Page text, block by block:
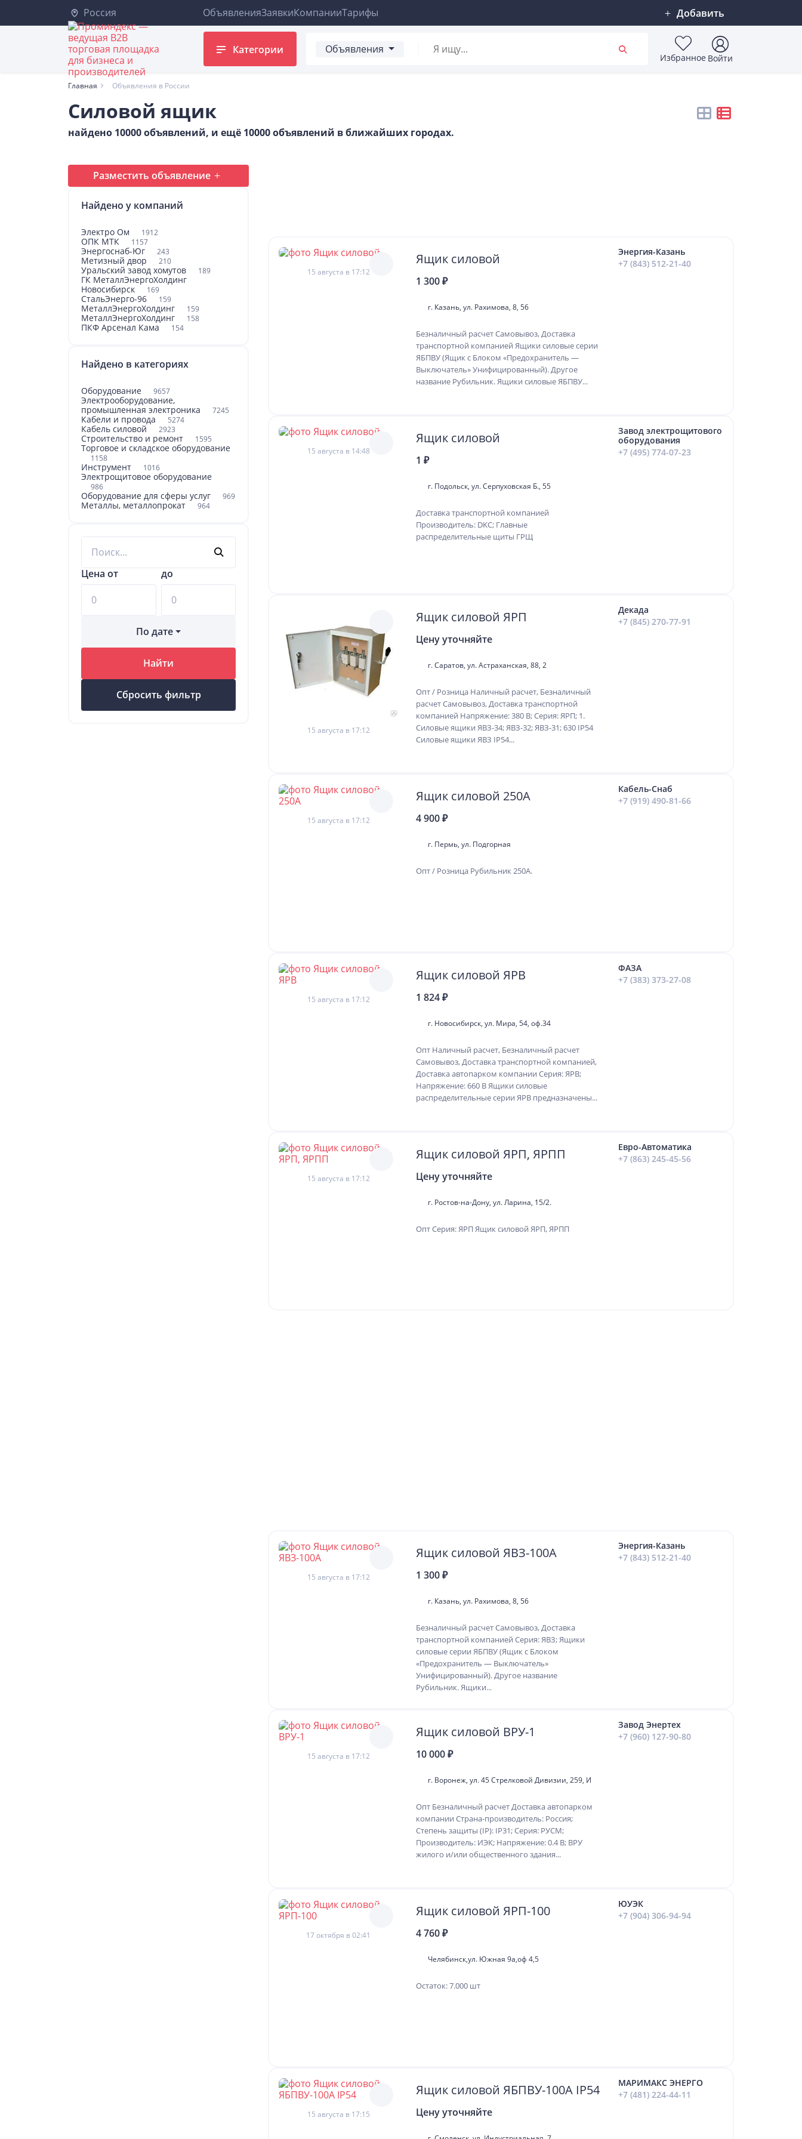
Россия ОбъявленияЗаявкиКомпанииТарифы Добавить
Категории Объявления
Избранное Войти
Главная Объявления в России
Силовой ящик
найдено 10000 объявлений, и ещё 10000 объявлений в ближайших городах.
Разместить объявление
Найдено у компаний
Электро Ом 1912
ОПК МТК 1157
Энергоснаб-Юг 243
Метизный двор 210
Уральский завод хомутов 189
ГК МеталлЭнергоХолдинг
Новосибирск
169
СтальЭнерго-96 159
МеталлЭнергоХолдинг 159
МеталлЭнергоХолдинг 158
ПКФ Арсенал Кама 154
Найдено в категориях
Оборудование 9657
Электрооборудование,
промышленная электроника
7245
Кабели и провода 5274
Кабель силовой 2923
Строительство и ремонт 1595
Торговое и складское оборудование
1158
Инструмент 1016
Электрощитовое оборудование
986
Оборудование для сферы услуг 969
Металлы, металлопрокат 964
Цена от до
По дате
Найти
Сбросить фильтр
15 августа в 17:12
Ящик силовой
1 300 ₽
г. Казань, ул. Рахимова, 8, 56
Безналичный расчет Самовывоз, Доставка
транспортной компанией Ящики силовые серии
ЯБПВУ (Ящик с Блоком «Предохранитель —
Выключатель» Унифицированный). Другое
название Рубильник. Ящики силовые ЯБПВУ...
Энергия-Казань
+7 (843) 512-21-40
15 августа в 14:48
Ящик силовой
1 ₽
г. Подольск, ул. Серпуховская Б., 55
Доставка транспортной компанией
Производитель: DKC; Главные
распределительные щиты ГРЩ
Завод электрощитового
оборудования
+7 (495) 774-07-23
15 августа в 17:12
Ящик силовой ЯРП
Цену уточняйте
г. Саратов, ул. Астраханская, 88, 2
Опт / Розница Наличный расчет, Безналичный
расчет Самовывоз, Доставка транспортной
компанией Напряжение: 380 В; Серия: ЯРП; 1.
Силовые ящики ЯВЗ-34; ЯВЗ-32; ЯВЗ-31; 630 IP54
Силовые ящики ЯВЗ IP54...
Декада
+7 (845) 270-77-91
15 августа в 17:12
Ящик силовой 250А
4 900 ₽
г. Пермь, ул. Подгорная
Опт / Розница Рубильник 250А.
Кабель-Снаб
+7 (919) 490-81-66
15 августа в 17:12
Ящик силовой ЯРВ
1 824 ₽
г. Новосибирск, ул. Мира, 54, оф.34
Опт Наличный расчет, Безналичный расчет
Самовывоз, Доставка транспортной компанией,
Доставка автопарком компании Серия: ЯРВ;
Напряжение: 660 В Ящики силовые
распределительные серии ЯРВ предназначены...
ФАЗА
+7 (383) 373-27-08
15 августа в 17:12
Ящик силовой ЯРП, ЯРПП
Цену уточняйте
г. Ростов-на-Дону, ул. Ларина, 15/2.
Опт Серия: ЯРП Ящик силовой ЯРП, ЯРПП
Евро-Автоматика
+7 (863) 245-45-56
15 августа в 17:12
Ящик силовой ЯВЗ-100А
1 300 ₽
г. Казань, ул. Рахимова, 8, 56
Безналичный расчет Самовывоз, Доставка
транспортной компанией Серия: ЯВЗ; Ящики
силовые серии ЯБПВУ (Ящик с Блоком
«Предохранитель — Выключатель»
Унифицированный). Другое название
Рубильник. Ящики...
Энергия-Казань
+7 (843) 512-21-40
15 августа в 17:12
Ящик силовой ВРУ-1
10 000 ₽
г. Воронеж, ул. 45 Стрелковой Дивизии, 259, И
Опт Безналичный расчет Доставка автопарком
компании Страна-производитель: Россия;
Степень защиты (IP): IP31; Серия: РУСМ;
Производитель: ИЭК; Напряжение: 0.4 В; ВРУ
жилого и/или общественного здания...
Завод Энертех
+7 (960) 127-90-80
17 октября в 02:41
Ящик силовой ЯРП-100
4 760 ₽
Челябинск,ул. Южная 9а,оф 4,5
Остаток: 7.000 шт
ЮУЭК
+7 (904) 306-94-94
15 августа в 17:15
Ящик силовой ЯБПВУ-100А IP54
Цену уточняйте
МАРИМАКС ЭНЕРГО
+7 (481) 224-44-11